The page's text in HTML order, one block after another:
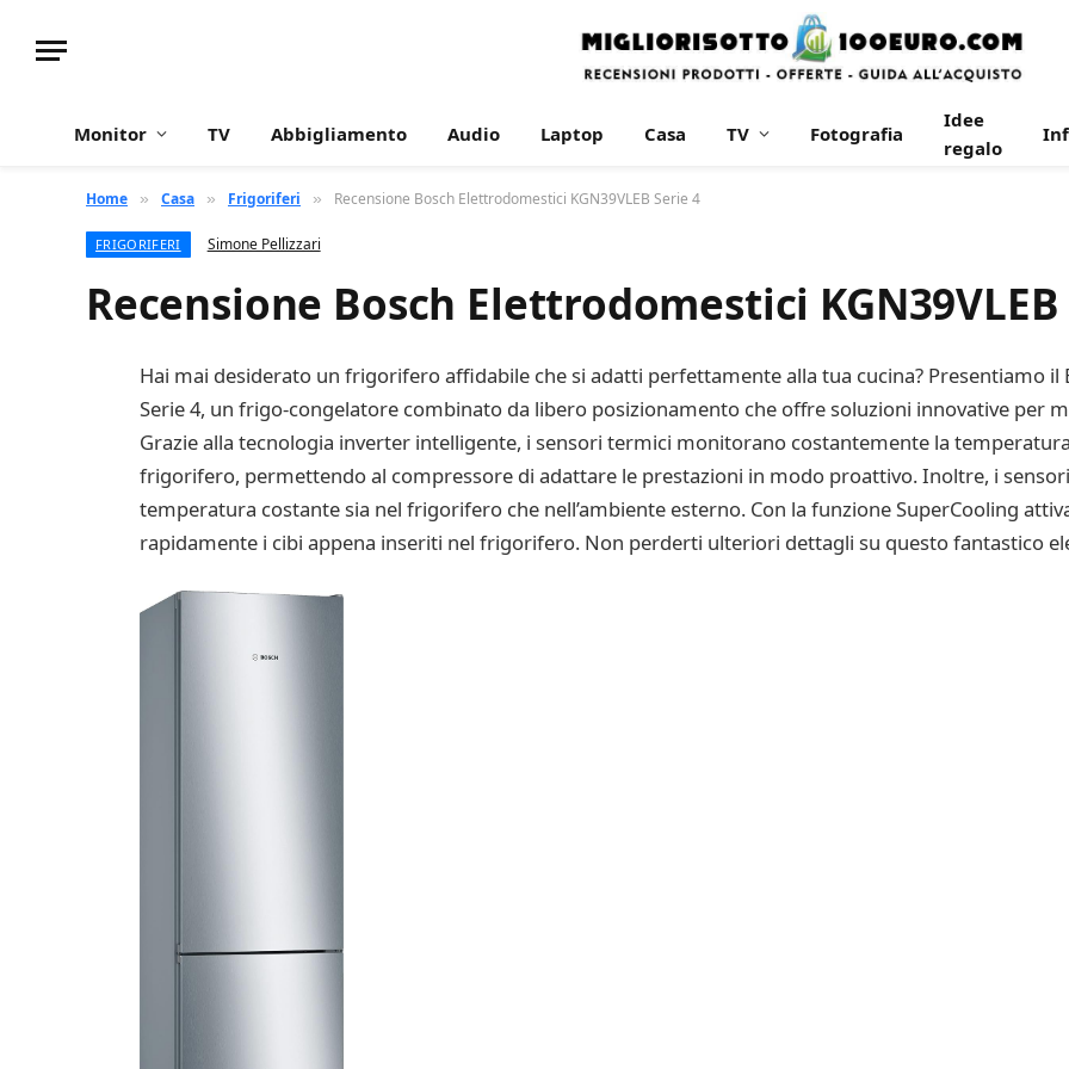
Monitor TV Abbigliamento Audio Laptop Casa TV Fotografia
Idee
regalo
Home » Casa » Frigoriferi » Recensione Bosch Elettrodomestici KGN39VLEB Serie 4
FRIGORIFERI Simone Pellizzari
Recensione Bosch Elettrodomestici KGN39VLEB
Hai mai desiderato un frigorifero affidabile che si adatti perfettamente alla tua cucina? Presentiamo il
Serie 4, un frigo-congelatore combinato da libero posizionamento che offre soluzioni innovative per
Grazie alla tecnologia inverter intelligente, i sensori termici monitorano costantemente la temperatura
frigorifero, permettendo al compressore di adattare le prestazioni in modo proattivo. Inoltre, i
temperatura costante sia nel frigorifero che nell’ambiente esterno. Con la funzione SuperCooling
rapidamente i cibi appena inseriti nel frigorifero. Non perderti ulteriori dettagli su questo fantastico